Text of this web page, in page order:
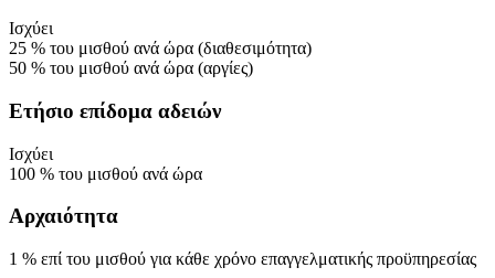
Ισχύει
25 % του μισθού ανά ώρα (διαθεσιμότητα)
50 % του μισθού ανά ώρα (αργίες)
Ετήσιο επίδομα αδειών
Ισχύει
100 % του μισθού ανά ώρα
Αρχαιότητα
1 % επί του μισθού για κάθε χρόνο επαγγελματικής προϋπηρεσίας